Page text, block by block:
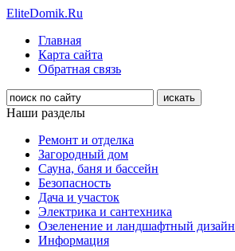
EliteDomik.Ru
Главная
Карта сайта
Обратная связь
Наши разделы
Ремонт и отделка
Загородный дом
Сауна, баня и бассейн
Безопасность
Дача и участок
Электрика и сантехника
Озеленение и ландшафтный дизайн
Информация